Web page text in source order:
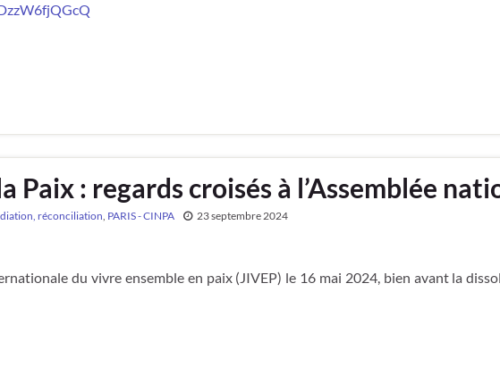
Paix : regards croisés à l’Assemblée
réconciliation, PARIS - CINPA 23 septembre 2024
du vivre ensemble en paix (JIVEP) le 16 mai 2024, bien avant la